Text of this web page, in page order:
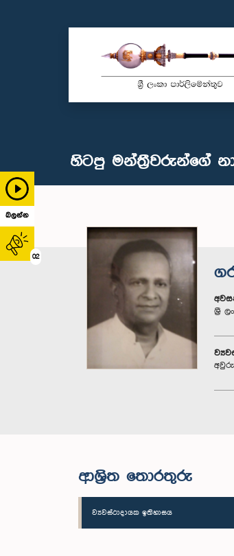
බලන්න
02
හිටපු මන්ත්‍රීවරුන්ගේ
ශ්‍රී
ආශ්‍රිත තොරතුරු
ව්‍යවස්ථාදායක ඉතිහාසය